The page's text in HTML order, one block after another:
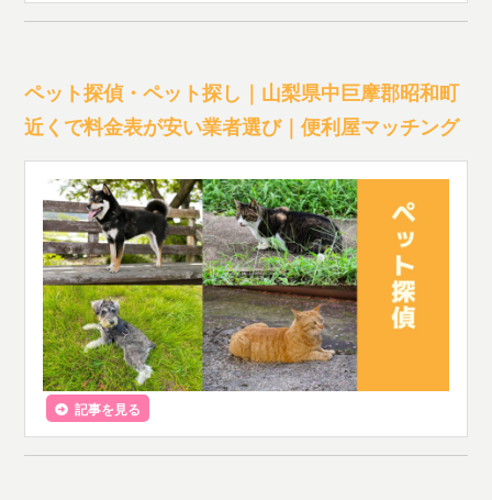
ペット探偵・ペット探し｜山梨県中巨摩郡昭和町
近くで料金表が安い業者選び｜便利屋マッチング
記事を見る